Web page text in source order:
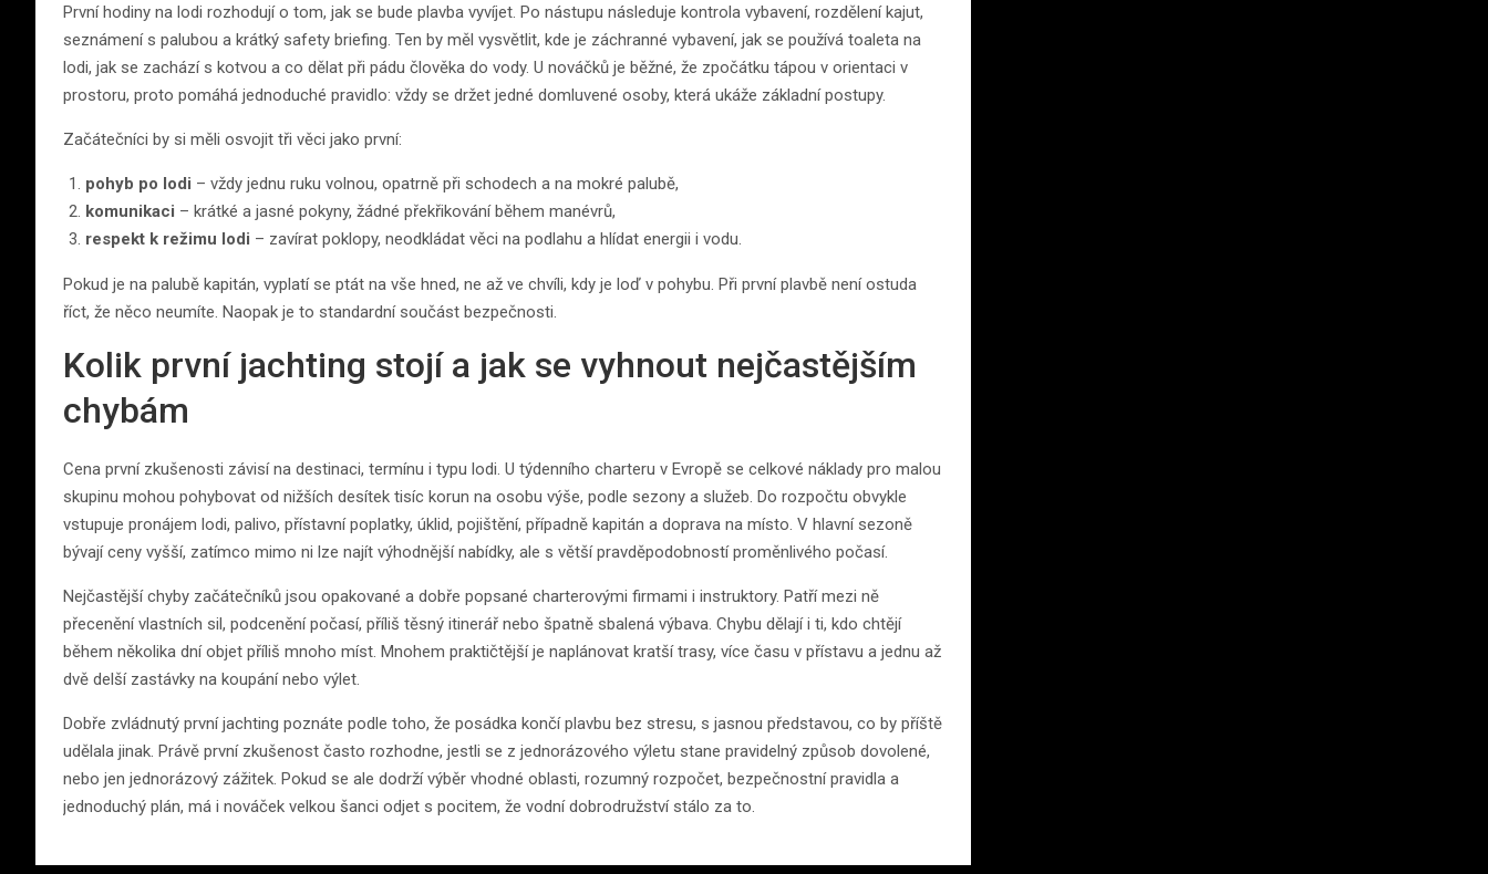
První hodiny na lodi rozhodují o tom, jak se bude plavba vyvíjet. Po nástupu následuje kontrola vybavení, rozdělení kajut,
seznámení s palubou a krátký safety briefing. Ten by měl vysvětlit, kde je záchranné vybavení, jak se používá toaleta na
lodi, jak se zachází s kotvou a co dělat při pádu člověka do vody. U nováčků je běžné, že zpočátku tápou v orientaci v
prostoru, proto pomáhá jednoduché pravidlo: vždy se držet jedné domluvené osoby, která ukáže základní postupy.
Začátečníci by si měli osvojit tři věci jako první:
pohyb po lodi – vždy jednu ruku volnou, opatrně při schodech a na mokré palubě,
komunikaci – krátké a jasné pokyny, žádné překřikování během manévrů,
respekt k režimu lodi – zavírat poklopy, neodkládat věci na podlahu a hlídat energii i vodu.
Pokud je na palubě kapitán, vyplatí se ptát na vše hned, ne až ve chvíli, kdy je loď v pohybu. Při první plavbě není ostuda
říct, že něco neumíte. Naopak je to standardní součást bezpečnosti.
Kolik první jachting stojí a jak se vyhnout nejčastějším
chybám
Cena první zkušenosti závisí na destinaci, termínu i typu lodi. U týdenního charteru v Evropě se celkové náklady pro malou
skupinu mohou pohybovat od nižších desítek tisíc korun na osobu výše, podle sezony a služeb. Do rozpočtu obvykle
vstupuje pronájem lodi, palivo, přístavní poplatky, úklid, pojištění, případně kapitán a doprava na místo. V hlavní sezoně
bývají ceny vyšší, zatímco mimo ni lze najít výhodnější nabídky, ale s větší pravděpodobností proměnlivého počasí.
Nejčastější chyby začátečníků jsou opakované a dobře popsané charterovými firmami i instruktory. Patří mezi ně
přecenění vlastních sil, podcenění počasí, příliš těsný itinerář nebo špatně sbalená výbava. Chybu dělají i ti, kdo chtějí
během několika dní objet příliš mnoho míst. Mnohem praktičtější je naplánovat kratší trasy, více času v přístavu a jednu až
dvě delší zastávky na koupání nebo výlet.
Dobře zvládnutý první jachting poznáte podle toho, že posádka končí plavbu bez stresu, s jasnou představou, co by příště
udělala jinak. Právě první zkušenost často rozhodne, jestli se z jednorázového výletu stane pravidelný způsob dovolené,
nebo jen jednorázový zážitek. Pokud se ale dodrží výběr vhodné oblasti, rozumný rozpočet, bezpečnostní pravidla a
jednoduchý plán, má i nováček velkou šanci odjet s pocitem, že vodní dobrodružství stálo za to.